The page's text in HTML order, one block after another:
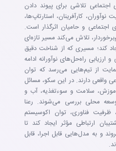
تلاشی برای پیوند دادن
کارآفرینان، استارتاپ‌ها،
اجتماعی و حامیان اثرگذار است.
تلاش می‌کند مسیر تازه‌ای
کند؛ مسیری که از شناخت دقیق
ارزیابی راه‌حل‌های نوآورانه ادامه
از تیم‌هایی می‌رسد که توان
واقعی دارند. در این سکو، مسائل
سلامت و سوءتغذیه، آب و
محلی بررسی می‌شوند. رعنا
فناوری، توان اکوسیستم
ارتباطی مؤثر ایجاد کند تا
و به مدل‌هایی قابل اجرا، قابل